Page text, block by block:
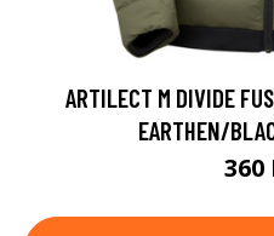
ARTILECT M DIVIDE
EARTHEN/
360